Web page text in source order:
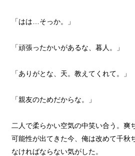
「はは…そっか。」
「頑張ったかいがあるな、暮人。」
「ありがとな、天。教えてくれて。」
「親友のためだからな。」
二人で柔らかい空気の中笑い合う。爽
可能性が出てきた今、俺は改めて千秋
なければならない気がした。